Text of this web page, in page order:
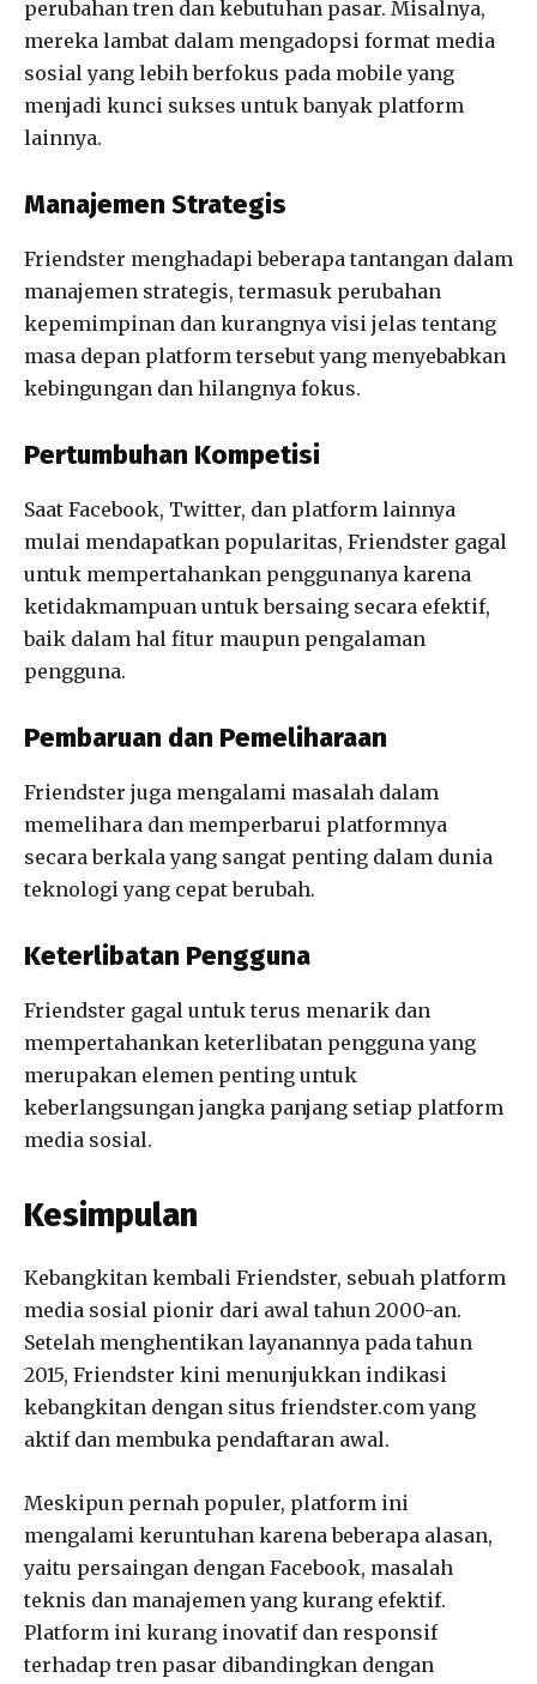
perubahan tren dan kebutuhan pasar. Misalnya,
mereka lambat dalam mengadopsi format media
sosial yang lebih berfokus pada mobile yang
menjadi kunci sukses untuk banyak platform
lainnya.
Manajemen Strategis
Friendster menghadapi beberapa tantangan dalam
manajemen strategis, termasuk perubahan
kepemimpinan dan kurangnya visi jelas tentang
masa depan platform tersebut yang menyebabkan
kebingungan dan hilangnya fokus.
Pertumbuhan Kompetisi
Saat Facebook, Twitter, dan platform lainnya
mulai mendapatkan popularitas, Friendster gagal
untuk mempertahankan penggunanya karena
ketidakmampuan untuk bersaing secara efektif,
baik dalam hal fitur maupun pengalaman
pengguna.
Pembaruan dan Pemeliharaan
Friendster juga mengalami masalah dalam
memelihara dan memperbarui platformnya
secara berkala yang sangat penting dalam dunia
teknologi yang cepat berubah.
Keterlibatan Pengguna
Friendster gagal untuk terus menarik dan
mempertahankan keterlibatan pengguna yang
merupakan elemen penting untuk
keberlangsungan jangka panjang setiap platform
media sosial.
Kesimpulan
Kebangkitan kembali Friendster, sebuah platform
media sosial pionir dari awal tahun 2000-an.
Setelah menghentikan layanannya pada tahun
2015, Friendster kini menunjukkan indikasi
kebangkitan dengan situs friendster.com yang
aktif dan membuka pendaftaran awal.
Meskipun pernah populer, platform ini
mengalami keruntuhan karena beberapa alasan,
yaitu persaingan dengan Facebook, masalah
teknis dan manajemen yang kurang efektif.
Platform ini kurang inovatif dan responsif
terhadap tren pasar dibandingkan dengan